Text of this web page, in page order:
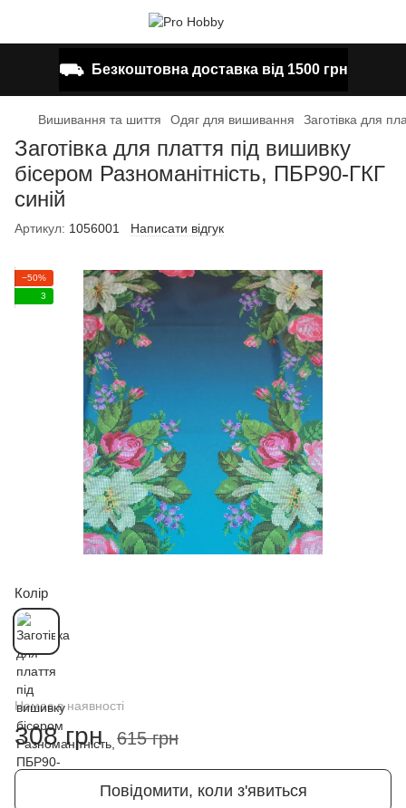
⛟ Безкоштовна доставка від 1500 грн
Вишивання та шиття Одяг для вишивання Заготівка для
Заготівка для плаття під вишивку
бісером Разноманітність, ПБР90-ГКГ
синій
Артикул: 1056001 Написати відгук
−50%
3
Колір
Немає в наявності
308 грн 615 грн
Повідомити, коли з'явиться